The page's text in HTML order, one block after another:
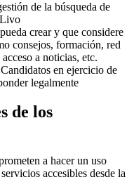
de la búsqueda de
crear y que considere
consejos, formación, red
a noticias, etc.
en ejercicio de
legalmente
de los
a hacer un uso
accesibles desde la